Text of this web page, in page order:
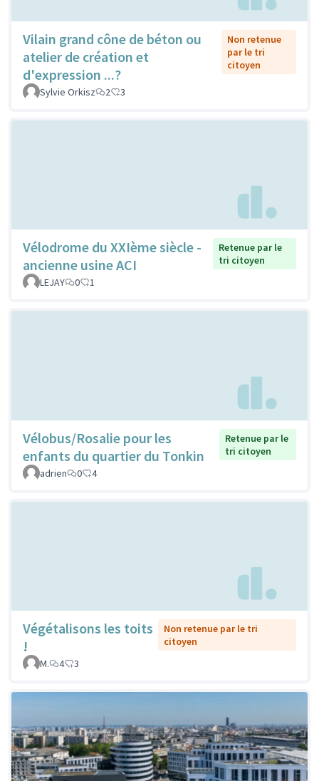
Vilain grand cône de béton ou
atelier de création et
d'expression ...?
Non retenue
par le tri
citoyen
Sylvie Orkisz 2 3
Vélodrome du XXIème siècle -
ancienne usine ACI
Retenue par le
tri citoyen
LEJAY
0 1
Vélobus/Rosalie pour les
enfants du quartier du Tonkin
Retenue par le
tri citoyen
adrien
0 4
Végétalisons les toits
!
Non retenue par le tri
citoyen
M.
4 3